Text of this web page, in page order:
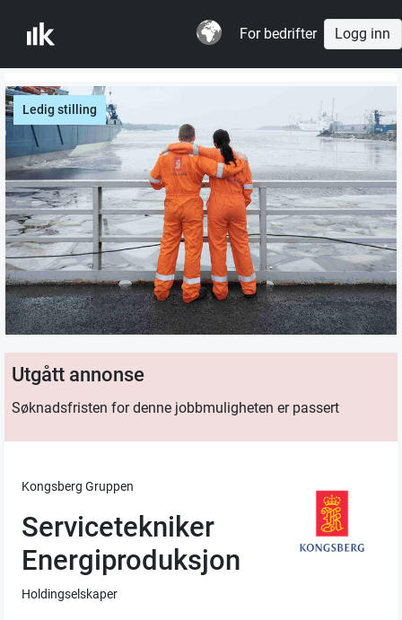
For bedrifter Logg inn
Ledig stilling
Utgått annonse
Søknadsfristen for denne jobbmuligheten er passert
Kongsberg Gruppen
Servicetekniker
Energiproduksjon
Holdingselskaper